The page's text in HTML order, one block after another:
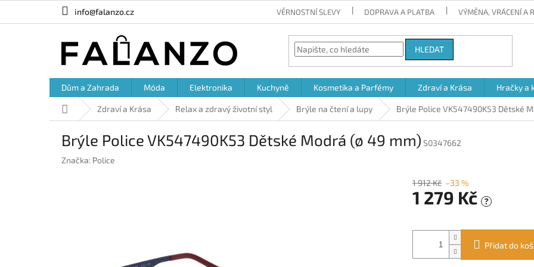
info@falanzo.cz VĚRNOSTNÍ SLEVY DOPRAVA A PLATBA VÝMĚNA, VRÁCENÍ A
HLEDAT
Dům a Zahrada Móda Elektronika Kuchyně Kosmetika a Parfémy Zdraví a Krása Hračky a
Domů Zdraví a Krása Relax a zdravý životní styl Brýle na čtení a lupy Brýle Police VK547490K53 Dětské
Brýle Police VK547490K53 Dětské Modrá (ø 49 mm) S0347662
Značka: Police
1 912 Kč –33 %
1 279 Kč ?
cena:
Přidat do